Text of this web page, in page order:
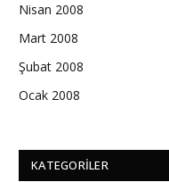
Nisan 2008
Mart 2008
Şubat 2008
Ocak 2008
KATEGORILER